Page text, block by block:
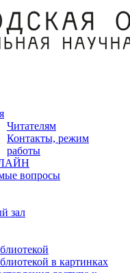
Читателям
Контакты, режим
работы
вопросы
зал
в картинках